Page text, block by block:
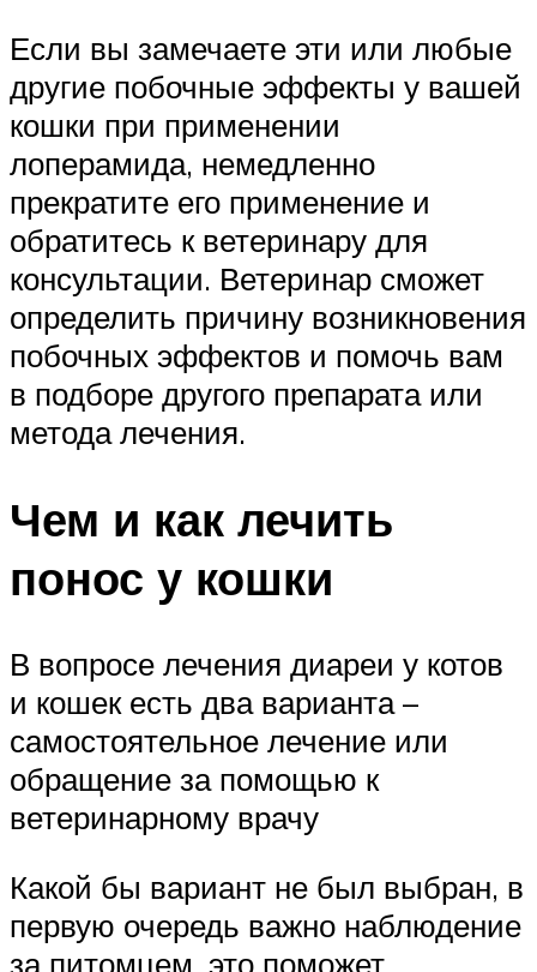
Если вы замечаете эти или любые
другие побочные эффекты у вашей
кошки при применении
лоперамида, немедленно
прекратите его применение и
обратитесь к ветеринару для
консультации. Ветеринар сможет
определить причину возникновения
побочных эффектов и помочь вам
в подборе другого препарата или
метода лечения.
Чем и как лечить
понос у кошки
В вопросе лечения диареи у котов
и кошек есть два варианта –
самостоятельное лечение или
обращение за помощью к
ветеринарному врачу
Какой бы вариант не был выбран, в
первую очередь важно наблюдение
за питомцем, это поможет